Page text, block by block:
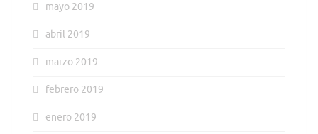
mayo 2019
abril 2019
marzo 2019
febrero 2019
enero 2019